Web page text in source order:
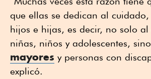
que ellas se dedican al
hijos e hijas, es decir, no solo
niñas, niños y adolescentes,
mayores y personas con
explicó.